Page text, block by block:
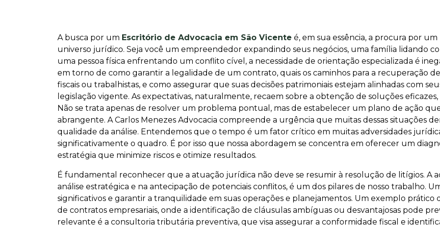
A busca por um Escritório de Advocacia em São Vicente é, em sua essência, a procura por
universo jurídico. Seja você um empreendedor expandindo seus negócios, uma família lidando
uma pessoa física enfrentando um conflito cível, a necessidade de orientação especializada é
em torno de como garantir a legalidade de um contrato, quais os caminhos para a recuperação
fiscais ou trabalhistas, e como assegurar que suas decisões patrimoniais estejam alinhadas com
legislação vigente. As expectativas, naturalmente, recaem sobre a obtenção de soluções
Não se trata apenas de resolver um problema pontual, mas de estabelecer um plano de ação
abrangente. A Carlos Menezes Advocacia compreende a urgência que muitas dessas situações
qualidade da análise. Entendemos que o tempo é um fator crítico em muitas adversidades
significativamente o quadro. É por isso que nossa abordagem se concentra em oferecer um
estratégia que minimize riscos e otimize resultados.
É fundamental reconhecer que a atuação jurídica não deve se resumir à resolução de litígios. A
análise estratégica e na antecipação de potenciais conflitos, é um dos pilares de nosso trabalho.
significativos e garantir a tranquilidade em suas operações e planejamentos. Um exemplo prático
de contratos empresariais, onde a identificação de cláusulas ambíguas ou desvantajosas pode
relevante é a consultoria tributária preventiva, que visa assegurar a conformidade fiscal e